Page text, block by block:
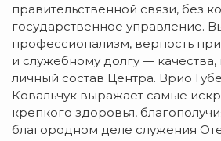
правительственной связи, без
государственное управление.
профессионализм, верность
и служебному долгу —
личный состав Центра. Врио
Ковальчук выражает самые
крепкого здоровья,
благородном деле служения